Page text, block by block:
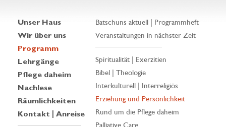
Unser Haus
Wir über uns
Programm
Lehrgänge
Pflege daheim
Nachlese
Räumlichkeiten
Kontakt | Anreise
Batschuns aktuell | Programmheft
Veranstaltungen in nächster Zeit
Spiritualität | Exerzitien
Bibel | Theologie
Interkulturell | Interreligiös
Erziehung und Persönlichkeit
Rund um die Pflege daheim
Palliative Care